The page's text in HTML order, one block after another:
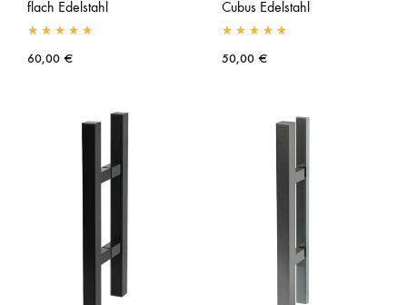
flach Edelstahl
60,00 €
Cubus Edelstahl
50,00 €